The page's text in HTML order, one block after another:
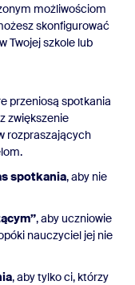
możliwościom
skonfigurować
Twojej szkole lub
przeniosą spotkania
zwiększenie
rozpraszających
spotkania, aby nie
, aby uczniowie
nauczyciel jej nie
, aby tylko ci, którzy